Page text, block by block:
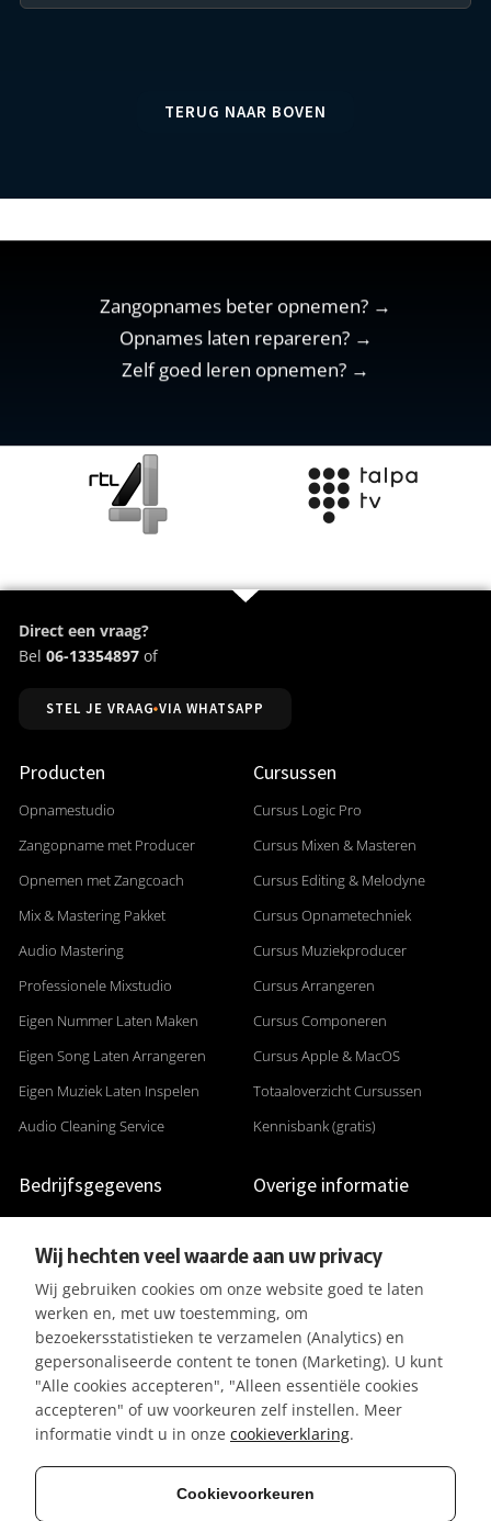
TERUG NAAR BOVEN
Opnames laten repareren? →
Zelf goed leren opnemen? →
Direct een vraag?
Bel 06-13354897 of
STEL JE VRAAG VIA WHATSAPP
Producten
Opnamestudio
Zangopname met Producer
Opnemen met Zangcoach
Mix & Mastering Pakket
Audio Mastering
Professionele Mixstudio
Eigen Nummer Laten Maken
Eigen Song Laten Arrangeren
Eigen Muziek Laten Inspelen
Audio Cleaning Service
Cursussen
Cursus Logic Pro
Cursus Mixen & Masteren
Cursus Editing & Melodyne
Cursus Opnametechniek
Cursus Muziekproducer
Cursus Arrangeren
Cursus Componeren
Cursus Apple & MacOS
Totaaloverzicht Cursussen
Kennisbank (gratis)
Bedrijfsgegevens
Adres: Gildenveld 89
3892 DE Zeewolde
+31 (0) 36 5226807
KVK 32096182
BTW-ID NL001391737B50
IBAN NL42KNAB0257116370
BIC KNABNL2H
Gratis parkeergelegenheid
Overige informatie
Studiofoto's
Apparatuurlijst
Aanleverspecificaties
Reviews & Recensies
Privacyverklaring
Algemene Voorwaarden
Referenties / Klanten
Vacatures
Wij hechten veel waarde aan uw privacy
Wij gebruiken cookies om onze website goed te laten
werken en, met uw toestemming, om
bezoekersstatistieken te verzamelen (Analytics) en
gepersonaliseerde content te tonen (Marketing). U kunt
"Alle cookies accepteren", "Alleen essentiële cookies
accepteren" of uw voorkeuren zelf instellen. Meer
informatie vindt u in onze cookieverklaring.
Cookievoorkeuren